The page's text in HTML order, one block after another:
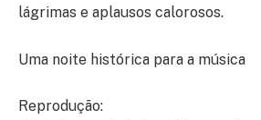
lágrimas e aplausos calorosos.
Uma noite histórica para a música
Reprodução: